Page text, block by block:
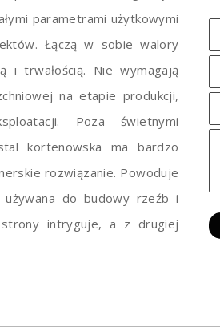
parametrami użytkowymi
Łączą w sobie walory
i trwałością. Nie wymagają
na etapie produkcji,
Poza świetnymi
kortenowska ma bardzo
rozwiązanie. Powoduje
do budowy rzeźb i
intryguje, a z drugiej